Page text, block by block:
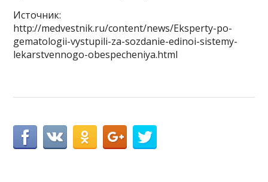
Источник:
http://medvestnik.ru/content/news/Eksperty-po-
gematologii-vystupili-za-sozdanie-edinoi-sistemy-
lekarstvennogo-obespecheniya.html